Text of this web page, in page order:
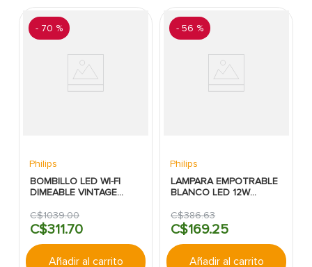
- 70 %
Philips
BOMBILLO LED WI-FI
DIMEABLE VINTAGE
PHILIPS
C$1039.00
C$311.70
Añadir al carrito
- 56 %
Philips
LAMPARA EMPOTRABLE
BLANCO LED 12W
REDONDA DL252
PHILIPS
C$386.63
C$169.25
Añadir al carrito